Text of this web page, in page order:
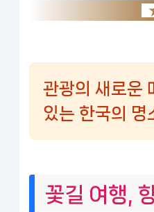
관광의 새로운
있는 한국의 명
꽃길 여행,